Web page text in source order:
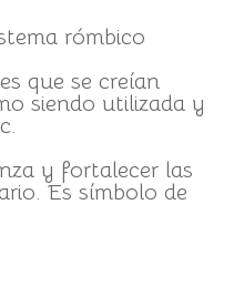
rómbico
que se creían
siendo utilizada y
y fortalecer las
Es símbolo de